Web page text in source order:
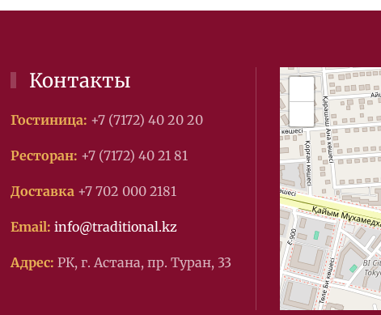
Контакты
Гостиница: +7 (7172) 40 20 20
Ресторан: +7 (7172) 40 21 81
Доставка+7 702 000 2181
Email: info@traditional.kz
Адрес: РК, г. Астана, пр. Туран, 33